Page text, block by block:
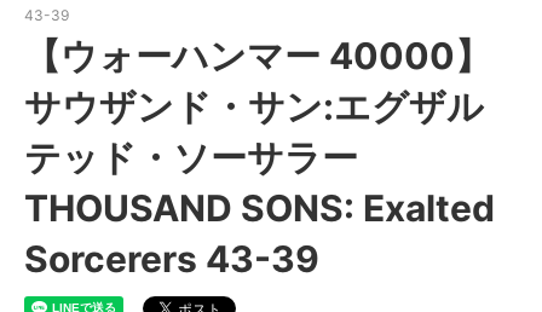
43-39
【ウォーハンマー 40000】
サウザンド・サン:エグザル
テッド・ソーサラー
THOUSAND SONS: Exalted
Sorcerers 43-39